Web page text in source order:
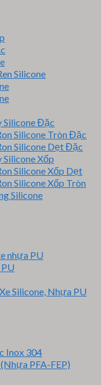
Silicone
Silicone Đặc
Silicone Tròn Đặc
Silicone Dẹt Đặc
Xốp
Silicone Xốp Dẹt
Silicone Xốp Tròn
Silicone
nhựa PU
Silicone, Nhựa PU
Inox 304
PFA-FEP)